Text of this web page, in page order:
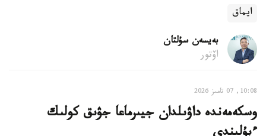
ايماق
بەيسەن سۇلتان
اۆتور
10:08, 07 تامىز 2026
وسكەمەندە داۋىلدان جيىرماعا جۋىق كولىك